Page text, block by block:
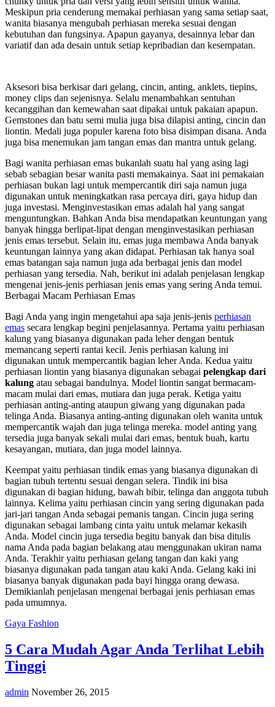
Meskipun pria cenderung memakai perhiasan yang sama setiap saat,
wanita biasanya mengubah perhiasan mereka sesuai dengan
kebutuhan dan fungsinya. Apapun gayanya, desainnya lebar dan
variatif dan ada desain untuk setiap kepribadian dan kesempatan.
Aksesori bisa berkisar dari gelang, cincin, anting, anklets, tiepins,
money clips dan sejenisnya. Selalu menambahkan sentuhan
kecanggihan dan kemewahan saat dipakai untuk pakaian apapun.
Gemstones dan batu semi mulia juga bisa dilapisi anting, cincin dan
liontin. Medali juga populer karena foto bisa disimpan disana. Anda
juga bisa menemukan jam tangan emas dan mantra untuk gelang.
Bagi wanita perhiasan emas bukanlah suatu hal yang asing lagi
sebab sebagian besar wanita pasti memakainya. Saat ini pemakaian
perhiasan bukan lagi untuk mempercantik diri saja namun juga
digunakan untuk meningkatkan rasa percaya diri, gaya hidup dan
juga investasi. Menginvestasikan emas adalah hal yang sangat
menguntungkan. Bahkan Anda bisa mendapatkan keuntungan yang
banyak hingga berlipat-lipat dengan menginvestasikan perhiasan
jenis emas tersebut. Selain itu, emas juga membawa Anda banyak
keuntungan lainnya yang akan didapat. Perhiasan tak hanya soal
emas batangan saja namun juga ada berbagai jenis dan model
perhiasan yang tersedia. Nah, berikut ini adalah penjelasan lengkap
mengenai jenis-jenis perhiasan jenis emas yang sering Anda temui.
Berbagai Macam Perhiasan Emas
Bagi Anda yang ingin mengetahui apa saja jenis-jenis perhiasan
emas secara lengkap begini penjelasannya. Pertama yaitu perhiasan
kalung yang biasanya digunakan pada leher dengan bentuk
memancang seperti rantai kecil. Jenis perhiasan kalung ini
digunakan untuk mempercantik bagian leher Anda. Kedua yaitu
perhiasan liontin yang biasanya digunakan sebagai pelengkap dari
kalung atau sebagai bandulnya. Model liontin sangat bermacam-
macam mulai dari emas, mutiara dan juga perak. Ketiga yaitu
perhiasan anting-anting ataupun giwang yang digunakan pada
telinga Anda. Biasanya anting-anting digunakan oleh wanita untuk
mempercantik wajah dan juga telinga mereka. model anting yang
tersedia juga banyak sekali mulai dari emas, bentuk buah, kartu
kesayangan, mutiara, dan juga model lainnya.
Keempat yaitu perhiasan tindik emas yang biasanya digunakan di
bagian tubuh tertentu sesuai dengan selera. Tindik ini bisa
digunakan di bagian hidung, bawah bibir, telinga dan anggota tubuh
lainnya. Kelima yaitu perhiasan cincin yang sering digunakan pada
jari-jari tangan Anda sebagai pemanis tangan. Cincin juga sering
digunakan sebagai lambang cinta yaitu untuk melamar kekasih
Anda. Model cincin juga tersedia begitu banyak dan bisa ditulis
nama Anda pada bagian belakang atau menggunakan ukiran nama
Anda. Terakhir yaitu perhiasan gelang tangan dan kaki yang
biasanya digunakan pada tangan atau kaki Anda. Gelang kaki ini
biasanya banyak digunakan pada bayi hingga orang dewasa.
Demikianlah penjelasan mengenai berbagai jenis perhiasan emas
pada umumnya.
Gaya Fashion
5 Cara Mudah Agar Anda Terlihat Lebih
Tinggi
admin November 26, 2015